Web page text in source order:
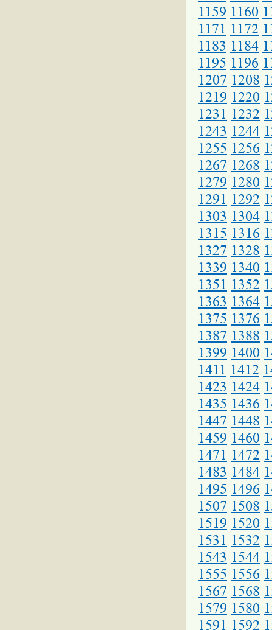
1159 1160
1171 1172
1183 1184
1195 1196
1207 1208
1219 1220
1231 1232
1243 1244
1255 1256
1267 1268
1279 1280
1291 1292
1303 1304
1315 1316
1327 1328
1339 1340
1351 1352
1363 1364
1375 1376
1387 1388
1399 1400
1411 1412
1423 1424
1435 1436
1447 1448
1459 1460
1471 1472
1483 1484
1495 1496
1507 1508
1519 1520
1531 1532
1543 1544
1555 1556
1567 1568
1579 1580
1591 1592